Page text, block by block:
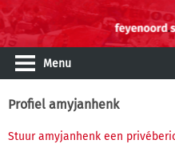
Menu
Profiel amyjanhenk
Stuur amyjanhenk een